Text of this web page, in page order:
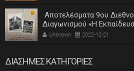
Αποτελέσματα 9ου
Διαγωνισμού «Η
ελληνισμού»
Unknown 2022-12-21
ΔΙΑΣΗΜΕΣ ΚΑΤΗΓΟΡΙΕΣ